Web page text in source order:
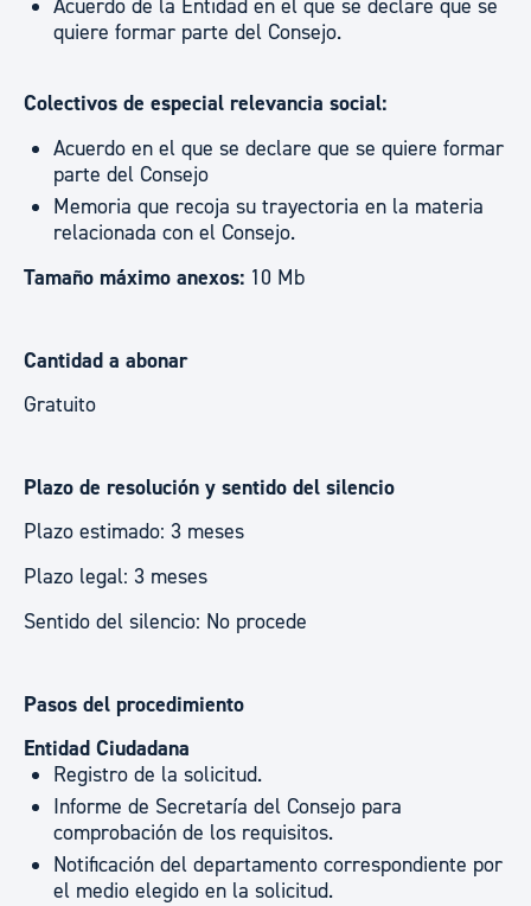
Acuerdo de la Entidad en el que se declare que se
quiere formar parte del Consejo.
Colectivos de especial relevancia social:
Acuerdo en el que se declare que se quiere formar
parte del Consejo
Memoria que recoja su trayectoria en la materia
relacionada con el Consejo.
Tamaño máximo anexos: 10 Mb
Cantidad a abonar
Gratuito
Plazo de resolución y sentido del silencio
Plazo estimado: 3 meses
Plazo legal: 3 meses
Sentido del silencio: No procede
Pasos del procedimiento
Entidad Ciudadana
Registro de la solicitud.
Informe de Secretaría del Consejo para
comprobación de los requisitos.
Notificación del departamento correspondiente por
el medio elegido en la solicitud.